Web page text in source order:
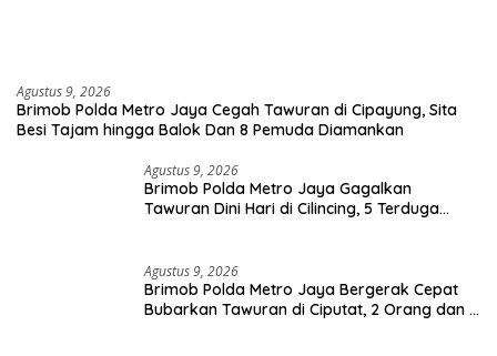
Agustus 9, 2026
Brimob Polda Metro Jaya Cegah Tawuran di Cipayung, Sita
Besi Tajam hingga Balok Dan 8 Pemuda Diamankan
Agustus 9, 2026
Brimob Polda Metro Jaya Gagalkan
Tawuran Dini Hari di Cilincing, 5 Terduga
Agustus 9, 2026
Brimob Polda Metro Jaya Bergerak Cepat
Bubarkan Tawuran di Ciputat, 2 Orang dan 3